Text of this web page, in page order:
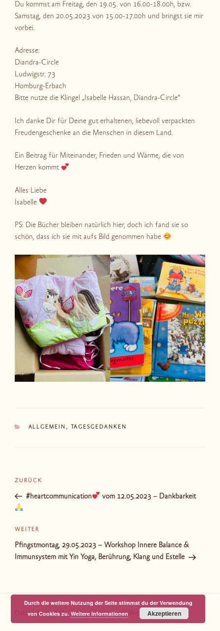
Du kommst am Freitag, den 19.05. von 16.00-18.00h, bzw.
Samstag, den 20.05.2023 von 15.00-17.00h und bringst sie mir
vorbei.
Adresse:
Diandra-Circle
Ludwigstr. 73
Homburg-Erbach
Bitte nutze die Klingel „Isabelle Hassan, Diandra-Circle“
Ich danke Dir für Deine gut erhaltenen, liebevoll verpackten
Freudengeschenke an die Menschen in diesem Land.
Ein Beitrag für Miteinander, Frieden und Wärme, die von
Herzen kommt
Alles Liebe
Isabelle
PS: Die Bücher bleiben natürlich hier, doch ich fand sie so
schön, dass ich sie mit aufs Bild genommen habe
KATEGORIEN
ALLGEMEIN , TAGESGEDANKEN
Beitragsnavigation
Vorheriger
Beitrag
ZURÜCK
#heartcommunication vom 12.05.2023 – Dankbarkeit
Nächster
Beitrag
WEITER
Pfingstmontag, 29.05.2023 – Workshop Innere Balance &
Immunsystem mit Yin Yoga, Berührung, Klang und Estelle
Datenschutz Mit Stolz präsentiert von WordPress
Durch die weitere Nutzung der Seite stimmst du der Verwendung
von Cookies zu.Weitere Informationen Akzeptieren